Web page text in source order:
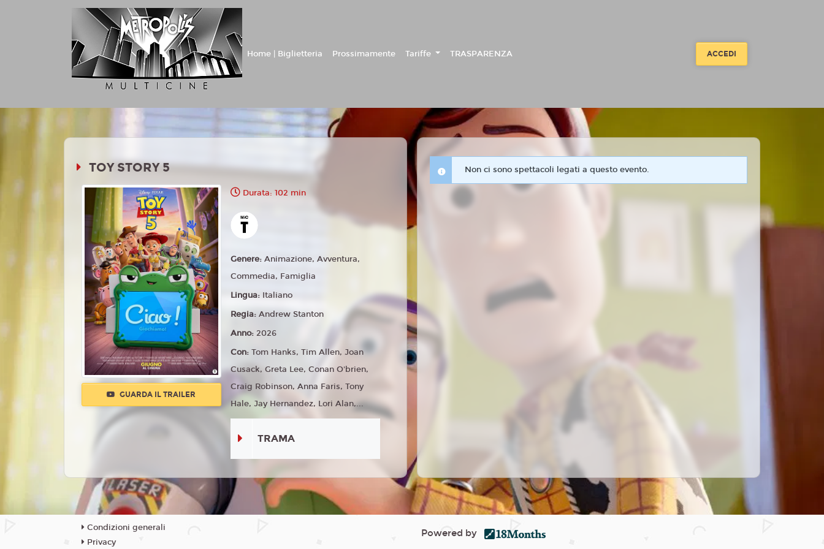
Home | Biglietteria Prossimamente Tariffe TRASPARENZA ACCEDI
TOY STORY 5
GUARDA IL TRAILER
Durata: 102 min
Genere:Animazione, Avventura,
Commedia, Famiglia
Lingua: Italiano
Regia:Andrew Stanton
Anno:2026
Con:Tom Hanks, Tim Allen, Joan
Cusack, Greta Lee, Conan O'brien,
Craig Robinson, Anna Faris, Tony
Hale, Jay Hernandez, Lori Alan,...
TRAMA
Non ci sono spettacoli legati a questo evento.
Condizioni generali
Privacy
Powered by